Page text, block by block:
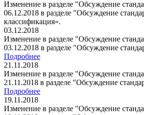
Изменение в разделе "Обсуждение
06.12.2018 в разделе "Обсуждение
классификация».
03.12.2018
Изменение в разделе "Обсуждение
03.12.2018 в разделе "Обсуждение
Подробнее
21.11.2018
Изменение в разделе "Обсуждение
21.11.2018 в разделе "Обсуждение
Подробнее
19.11.2018
Изменение в разделе "Обсуждение